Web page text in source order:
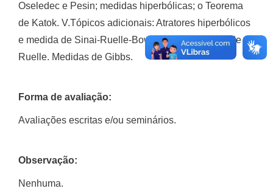
Oseledec e Pesin; medidas hiperbólicas; o Teorema
de Katok. V.Tópicos adicionais: Atratores hiperbólicos
e medida de Sinai-Ruelle-Bowen. Desigualdade de
Ruelle. Medidas de Gibbs.
Forma de avaliação:
Avaliações escritas e/ou seminários.
Observação:
Nenhuma.